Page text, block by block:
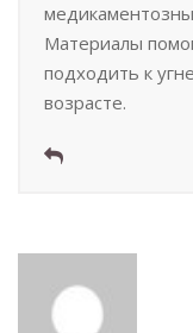
Материалы
подходить к
возрасте.